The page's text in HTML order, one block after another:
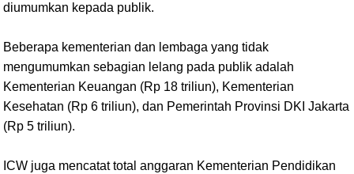
diumumkan kepada publik.
Beberapa kementerian dan lembaga yang tidak
mengumumkan sebagian lelang pada publik adalah
Kementerian Keuangan (Rp 18 triliun), Kementerian
Kesehatan (Rp 6 triliun), dan Pemerintah Provinsi DKI Jakarta
(Rp 5 triliun).
ICW juga mencatat total anggaran Kementerian Pendidikan